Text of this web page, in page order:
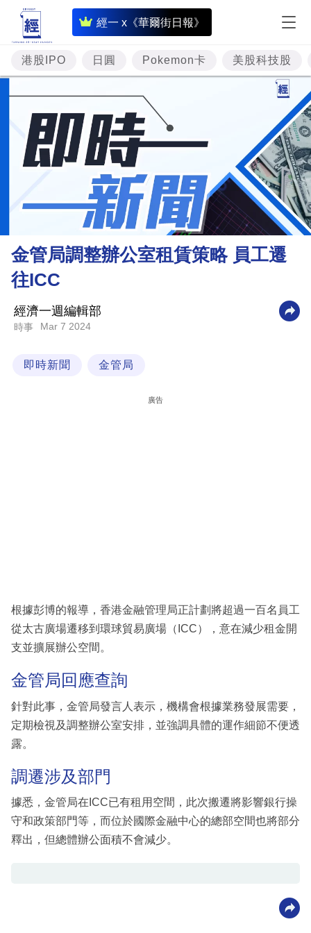
經一 x《華爾街日報》
即
時
財
經
專
題
投
資
樓
市
財
業
科
區
港股IPO 日圓 Pokemon卡 美股科技股
金管局調整辦公室租賃策略 員工遷
往ICC
經濟一週編輯部
時事 Mar 7 2024
即時新聞 金管局
廣告
根據彭博的報導，香港金融管理局正計劃將超過一百名員工
從太古廣場遷移到環球貿易廣場（ICC），意在減少租金開
支並擴展辦公空間。
金管局回應查詢
針對此事，金管局發言人表示，機構會根據業務發展需要，
定期檢視及調整辦公室安排，並強調具體的運作細節不便透
露。
調遷涉及部門
據悉，金管局在ICC已有租用空間，此次搬遷將影響銀行操
守和政策部門等，而位於國際金融中心的總部空間也將部分
釋出，但總體辦公面積不會減少。